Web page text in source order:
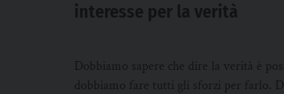
interesse per la verità
Dobbiamo sapere che dire la verità è
dobbiamo fare tutti gli sforzi per farlo.